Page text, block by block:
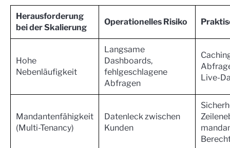
Herausforderung
bei der Skalierung
Operationelles Risiko
Hohe
Nebenläufigkeit
Langsame
Dashboards,
fehlgeschlagene
Abfragen
Live-
Mandantenfähigkeit
(Multi-Tenancy)
Datenleck zwischen
Kunden